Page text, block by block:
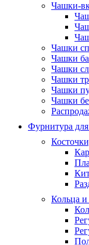
Чашки-
Чашки
Чашки
Чашки
Чашки
Чашки
Чашки
Фурнитура для
Кольца и